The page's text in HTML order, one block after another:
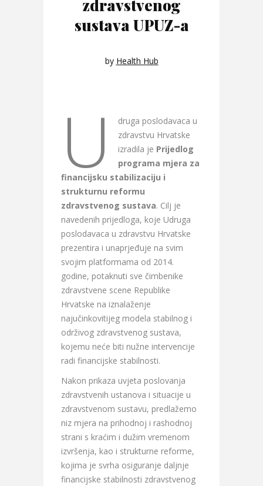
zdravstvenog
sustava UPUZ-a
by Health Hub
U
druga poslodavaca u
zdravstvu Hrvatske
izradila je Prijedlog
programa mjera za
financijsku stabilizaciju i
strukturnu reformu
zdravstvenog sustava. Cilj je
navedenih prijedloga, koje Udruga
poslodavaca u zdravstvu Hrvatske
prezentira i unaprjeđuje na svim
svojim platformama od 2014.
godine, potaknuti sve čimbenike
zdravstvene scene Republike
Hrvatske na iznalaženje
najučinkovitijeg modela stabilnog i
održivog zdravstvenog sustava,
kojemu neće biti nužne intervencije
radi financijske stabilnosti.
Nakon prikaza uvjeta poslovanja
zdravstvenih ustanova i situacije u
zdravstvenom sustavu, predlažemo
niz mjera na prihodnoj i rashodnoj
strani s kraćim i dužim vremenom
izvršenja, kao i strukturne reforme,
kojima je svrha osiguranje daljnje
financijske stabilnosti zdravstvenog